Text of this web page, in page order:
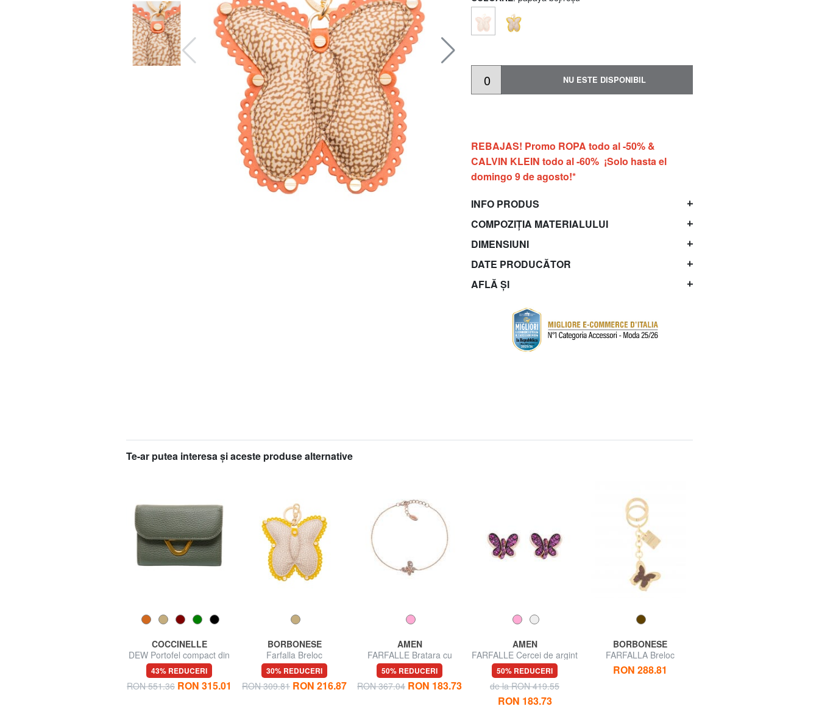
NU ESTE DISPONIBIL
REBAJAS! Promo ROPA todo al -50% &
CALVIN KLEIN todo al -60% ¡Solo hasta el
domingo 9 de agosto!*
INFO PRODUS
COMPOZIȚIA MATERIALULUI
DIMENSIUNI
DATE PRODUCĂTOR
AFLĂ ȘI
Te-ar putea interesa şi aceste produse alternative
COCCINELLE
DEW Portofel compact din
piele
43% REDUCERI
RON 551.36 RON 315.01
BORBONESE
Farfalla Breloc
30% REDUCERI
RON 309.81 RON 216.87
AMEN
FARFALLE Bratara cu
zircon albastru si alb
50% REDUCERI
RON 367.04 RON 183.73
AMEN
FARFALLE Cercei de argint
zirconiu alb
50% REDUCERI
de la RON 419.55
RON 183.73
BORBONESE
FARFALLA Breloc
RON 288.81
Îmi dau consimțământul pentru
prelucrarea datelor mele în scopul
F) - profilare
În conformitate cu articolele 6, 7, 12 și 13
din Regulamentul UE 2016/679
(„GDPR”), dând clic pe „Înscrie-te” declar
ÎNSCRIE-TE